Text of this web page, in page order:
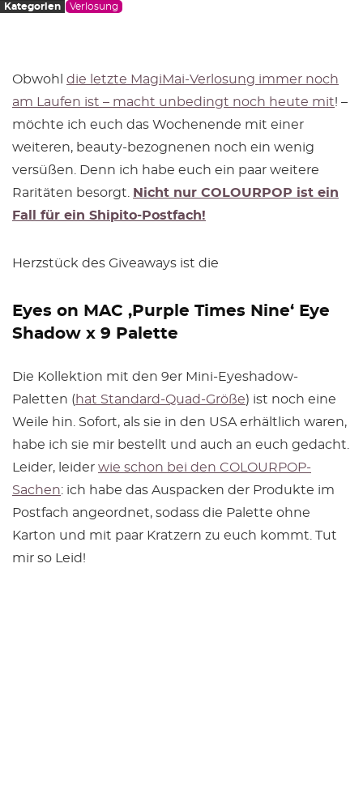
Kategorien Verlosung
Obwohl die letzte MagiMai-Verlosung immer noch
am Laufen ist – macht unbedingt noch heute mit! –
möchte ich euch das Wochenende mit einer
weiteren, beauty-bezognenen noch ein wenig
versüßen. Denn ich habe euch ein paar weitere
Raritäten besorgt.
Nicht nur COLOURPOP ist ein
Fall für ein Shipito-Postfach!
Herzstück des Giveaways ist die
Eyes on MAC ‚Purple Times Nine‘ Eye
Shadow x 9 Palette
Die Kollektion mit den 9er Mini-Eyeshadow-
Paletten (hat Standard-Quad-Größe) ist noch eine
Weile hin. Sofort, als sie in den USA erhältlich waren,
habe ich sie mir bestellt und auch an euch gedacht.
Leider, leider wie schon bei den COLOURPOP-
Sachen: ich habe das Auspacken der Produkte im
Postfach angeordnet, sodass die Palette ohne
Karton und mit paar Kratzern zu euch kommt. Tut
mir so Leid!